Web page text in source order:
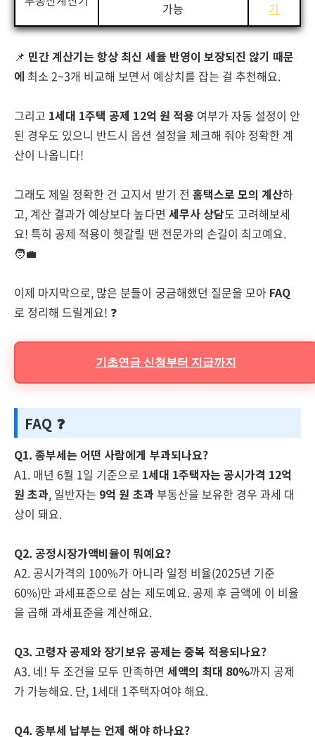
가능 기
📌 민간 계산기는 항상 최신 세율 반영이 보장되진 않기 때문
에 최소 2~3개 비교해 보면서 예상치를 잡는 걸 추천해요.
그리고 1세대 1주택 공제 12억 원 적용 여부가 자동 설정이 안
된 경우도 있으니 반드시 옵션 설정을 체크해 줘야 정확한 계
산이 나옵니다!
그래도 제일 정확한 건 고지서 받기 전 홈택스로 모의 계산하
고, 계산 결과가 예상보다 높다면 세무사 상담도 고려해보세
요! 특히 공제 적용이 헷갈릴 땐 전문가의 손길이 최고예요.
🧑‍💼
이제 마지막으로, 많은 분들이 궁금해했던 질문을 모아 FAQ
로 정리해 드릴게요! ❓
기초연금 신청부터 지급까지
FAQ ❓
Q1. 종부세는 어떤 사람에게 부과되나요?
A1. 매년 6월 1일 기준으로 1세대 1주택자는 공시가격 12억
원 초과, 일반자는 9억 원 초과 부동산을 보유한 경우 과세 대
상이 돼요.
Q2. 공정시장가액비율이 뭐예요?
A2. 공시가격의 100%가 아니라 일정 비율(2025년 기준
60%)만 과세표준으로 삼는 제도예요. 공제 후 금액에 이 비율
을 곱해 과세표준을 계산해요.
Q3. 고령자 공제와 장기보유 공제는 중복 적용되나요?
A3. 네! 두 조건을 모두 만족하면 세액의 최대 80%까지 공제
가 가능해요. 단, 1세대 1주택자여야 해요.
Q4. 종부세 납부는 언제 해야 하나요?